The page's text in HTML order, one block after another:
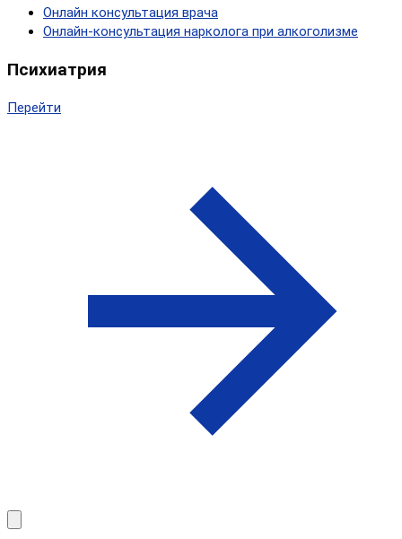
Онлайн консультация врача
Онлайн-консультация нарколога при алкоголизме
Психиатрия
Перейти